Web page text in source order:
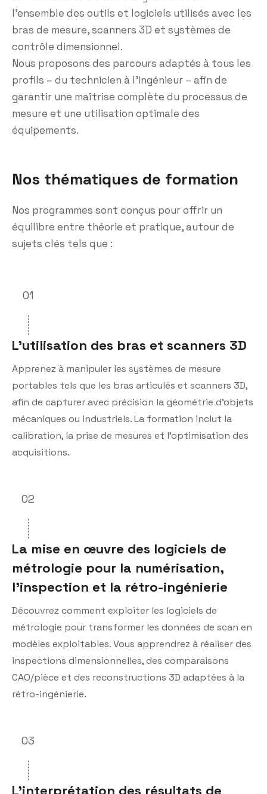
l’ensemble des outils et logiciels utilisés avec les
bras de mesure, scanners 3D et systèmes de
contrôle dimensionnel.
Nous proposons des parcours adaptés à tous les
profils – du technicien à l’ingénieur – afin de
garantir une maîtrise complète du processus de
mesure et une utilisation optimale des
équipements.
Nos thématiques de formation
Nos programmes sont conçus pour offrir un
équilibre entre théorie et pratique, autour de
sujets clés tels que :
01
L’utilisation des bras et scanners 3D
Apprenez à manipuler les systèmes de mesure
portables tels que les bras articulés et scanners 3D,
afin de capturer avec précision la géométrie d’objets
mécaniques ou industriels. La formation inclut la
calibration, la prise de mesures et l’optimisation des
acquisitions.
02
La mise en œuvre des logiciels de
métrologie pour la numérisation,
l’inspection et la rétro-ingénierie
Découvrez comment exploiter les logiciels de
métrologie pour transformer les données de scan en
modèles exploitables. Vous apprendrez à réaliser des
inspections dimensionnelles, des comparaisons
CAO/pièce et des reconstructions 3D adaptées à la
rétro-ingénierie.
03
L’interprétation des résultats de